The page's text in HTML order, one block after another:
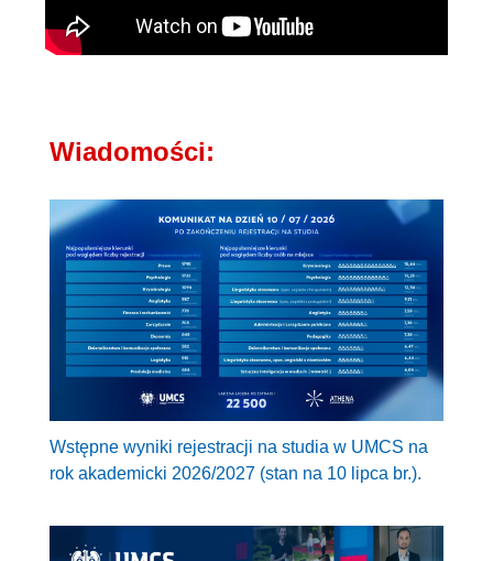
Wiadomości:
Wstępne wyniki rejestracji na studia w UMCS na
rok akademicki 2026/2027 (stan na 10 lipca br.).